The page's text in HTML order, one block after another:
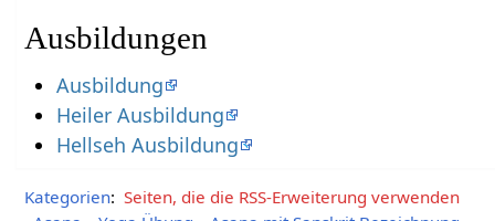
Ausbildungen
Ausbildung
Heiler Ausbildung
Hellseh Ausbildung
Kategorien: Seiten, die die RSS-Erweiterung verwenden